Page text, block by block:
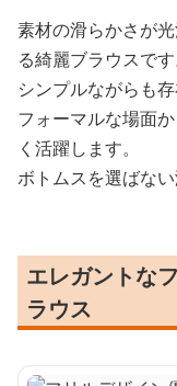
素材の滑らかさが
る綺麗ブラウスです
シンプルながらも
フォーマルな場面
く活躍します。
ボトムスを選ばな
エレガントな
ラウス